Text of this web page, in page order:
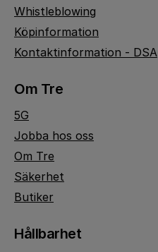
Whistleblowing
Köpinformation
Kontaktinformation - DSA
Om Tre
5G
Jobba hos oss
Om Tre
Säkerhet
Butiker
Hållbarhet